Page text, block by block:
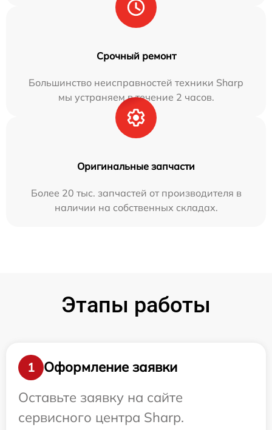
Срочный ремонт
Большинство неисправностей техники Sharp
мы устраняем в течение 2 часов.
Оригинальные запчасти
Более 20 тыс. запчастей от производителя в
наличии на собственных складах.
Этапы работы
1
Оформление заявки
Оставьте заявку на сайте
сервисного центра Sharp.